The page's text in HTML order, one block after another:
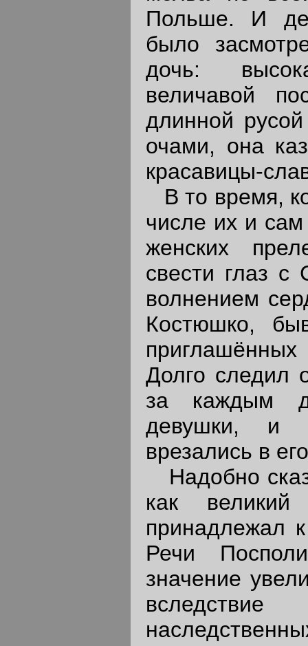
Польше. И
было
дочь:
величавой
длинной
очами, она
красавицы-
В то время,
числе их и сам
женских
свести глаз с
волнением
Костюшко,
приглашённых
Долго следил
за каждым
девушки, и
врезались в
Надобно
как великий
принадлежал
Речи
значение